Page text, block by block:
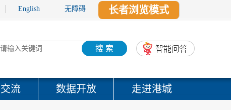
English 无障碍 长者浏览模式
搜 索
流 数据开放 走进港城